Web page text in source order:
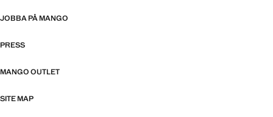
JOBBA PÅ MANGO
PRESS
MANGO OUTLET
SITE MAP